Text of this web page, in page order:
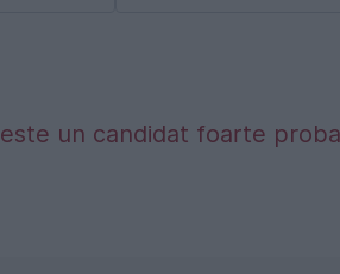
un candidat foarte